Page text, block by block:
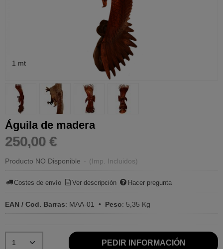
1 mt
Águila de madera
250,00 €
Producto NO Disponible - (Imp. Incluidos)
Costes de envío Ver descripción Hacer pregunta
EAN / Cod. Barras: MAA-01 • Peso: 5,35 Kg
PEDIR INFORMACIÓN